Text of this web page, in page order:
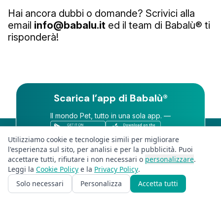
Hai ancora dubbi o domande? Scrivici alla
email info@babalu.it ed il team di Babalù® ti
risponderà!
Scarica l’app di Babalù®
Il mondo Pet, tutto in una sola app. —
Il progetto Babalù® è stato realizzato con il contributo dell’Unione
Europea
– Fondo Europeo di Sviluppo Regionale (PR FESR Liguria
Utilizziamo cookie e tecnologie simili per migliorare
l'esperienza sul sito, per analisi e per la pubblicità. Puoi
accettare tutti, rifiutare i non necessari o personalizzare.
Leggi la Cookie Policy e la Privacy Policy.
Solo necessari
Personalizza Accetta tutti